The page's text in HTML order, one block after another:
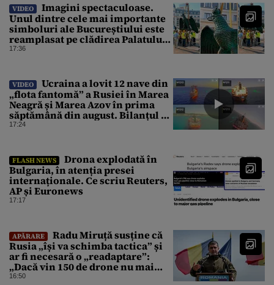
VIDEO
Imagini spectaculoase.
Unul dintre cele mai importante
simboluri ale Bucureștiului este
reamplasat pe clădirea Palatului
Universității
17:36
VIDEO
Ucraina a lovit 12 nave din
„flota fantomă” a Rusiei în Marea
Neagră și Marea Azov în prima
săptămână din august. Bilanțul a
ajuns la 218
17:24
FLASH NEWS
Drona explodată în
Bulgaria, în atenția presei
internaționale. Ce scriu Reuters,
AP și Euronews
17:17
APĂRARE
Radu Miruță susține că
Rusia „își va schimba tactica” și
ar fi necesară o „readaptare”:
„Dacă vin 150 de drone nu mai
suntem pe timp de pace”
16:50